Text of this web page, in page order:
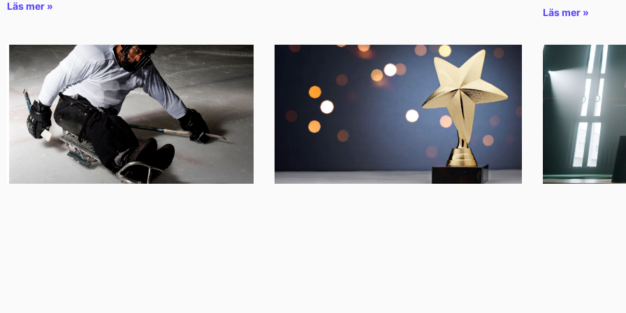
Läs mer »
Läs mer »